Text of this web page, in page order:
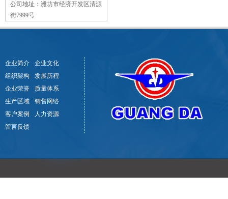
公司地址： 潍坊市经济开发区清源
街7999号
企业简介
企业文化
组织架构
发展历程
企业荣誉
质量体系
生产区域
销售网络
客户案例
人力资源
留言反馈